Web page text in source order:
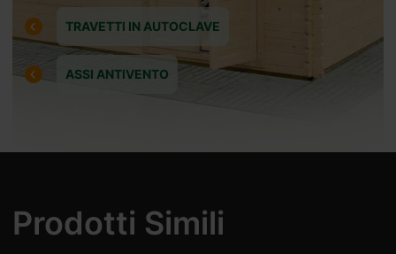
TRAVETTI IN AUTOCLAVE
ASSI ANTIVENTO
Prodotti Simili